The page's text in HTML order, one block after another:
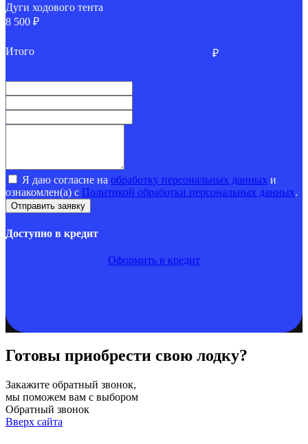
Дуги ходового тента
8 500 ₽
Итого ₽
Я даю согласие на обработку персональных данных и
ознакомлен(а) с Политикой обработки персональных данных.
Доступно в кредит
Оформить в кредит
Готовы приобрести свою лодку?
Закажите обратный звонок,
мы поможем вам с выбором
Обратный звонок
Вверх сайта